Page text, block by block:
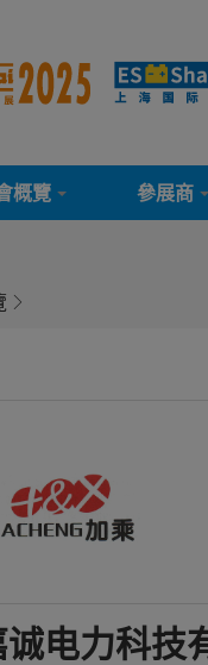
概覽 參展商
电力科技